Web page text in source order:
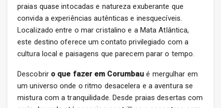
praias quase intocadas e natureza exuberante que
convida a experiências autênticas e inesquecíveis.
Localizado entre o mar cristalino e a Mata Atlântica,
este destino oferece um contato privilegiado com a
cultura local e paisagens que parecem parar o tempo.
Descobrir o que fazer em Corumbau é mergulhar em
um universo onde o ritmo desacelera e a aventura se
mistura com a tranquilidade. Desde praias desertas com